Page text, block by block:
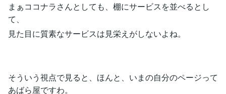
まぁココナラさんとしても、棚にサービスを並べるとし
て、
見た目に質素なサービスは見栄えがしないよね。
そういう視点で見ると、ほんと、いまの自分のページって
あばら屋ですわ。